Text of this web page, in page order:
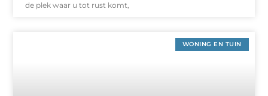
de plek waar u tot rust komt,
WONING EN TUIN